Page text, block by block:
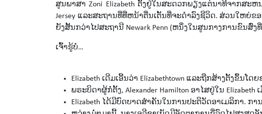
ສູນພາສາ Zoni Elizabeth ຕັ້ງຢູ່ໃນສະດວກພຽງແຕ່ນາທີຈາກສະ
Jersey ແລະສະຖານທີ່ທີ່ຫນ້າຕື່ນເຕັ້ນທີ່ຈະດໍາລົງຊີວິດ. ສ່ວນໃຫຍ່
ຍັງສັ້ນກວ່າໄປສະຖານີ Newark Penn (ຫນຶ່ງໃນສູນກາງການຂົນ
ເຈົ້າຮູ້ບໍ່…
Elizabeth ເດີມເອີ້ນວ່າ Elizabethtown ແລະຖືກສ້າງຕັ້ງຂຶ້ນ
ພຣະບິດາຜູ້ກໍ່ຕັ້ງ, Alexander Hamilton ອາໄສຢູ່ໃນ
Elizabeth ໄດ້ມີບົດບາດສໍາຄັນໃນການປະຕິວັດອາເມລິກາ. ກ